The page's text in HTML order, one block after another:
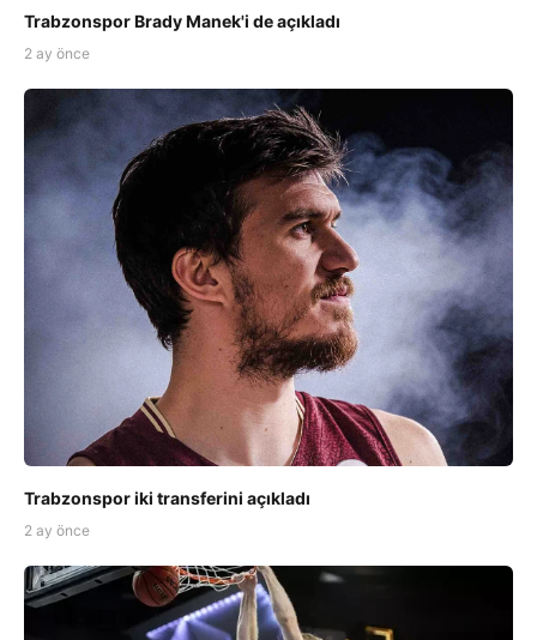
Trabzonspor Brady Manek'i de açıkladı
2 ay önce
Trabzonspor iki transferini açıkladı
2 ay önce